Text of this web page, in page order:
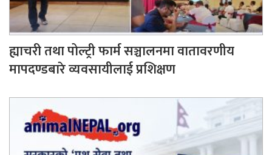
ह्याचरी तथा पोल्ट्री फार्म सञ्चालनमा वातावरणीय
मापदण्डबारे व्यवसायीलाई प्रशिक्षण